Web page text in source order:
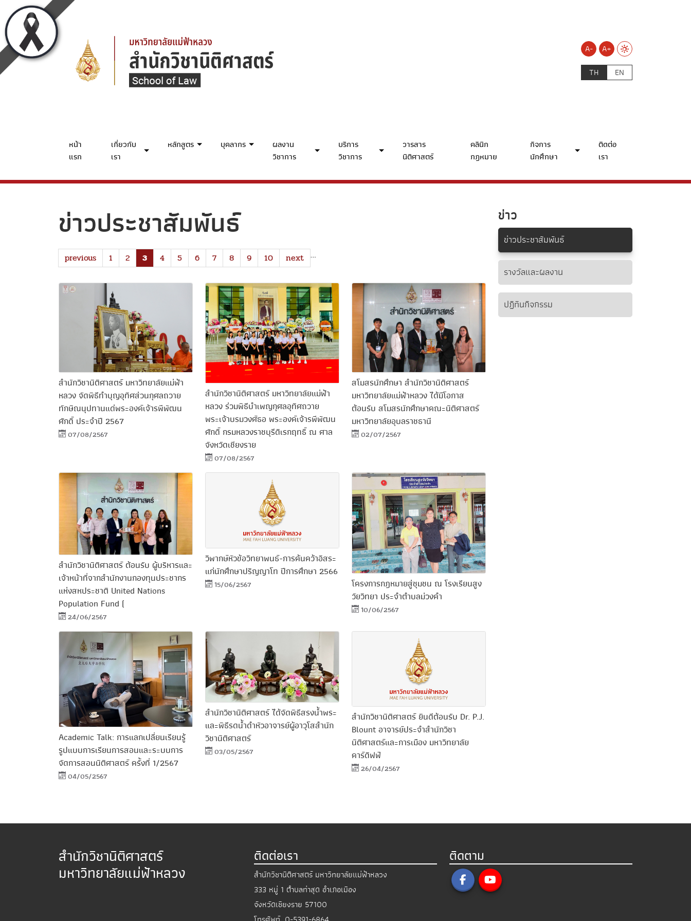
A-
A+
TH
EN
หน้า
แรก
เกี่ยวกับ
เรา
หลักสูตร บุคลากร
ผลงาน
วิชาการ
บริการ
วิชาการ
วารสาร
นิติศาสตร์
คลินิก
กฎหมาย
กิจการ
นักศึกษา
ติดต่อ
เรา
ข่าวประชาสัมพันธ์
previous 1 2 3 4 5 6 7 8 9 10 …
next
สำนักวิชานิติศาสตร์ มหาวิทยาลัยแม่ฟ้า
หลวง จัดพิธีทำบุญอุทิศส่วนกุศลถวาย
ทักษิณนุปทานแด่พระองค์เจ้ารพีพัฒน
ศักดิ์ ประจำปี 2567
07/08/2567
สำนักวิชานิติศาสตร์ มหาวิทยาลัยแม่ฟ้า
หลวง ร่วมพิธีบำเพญกุศลอุทิศถวาย
พระเจ้าบรมวงศ์ธอ พระองค์เจ้ารพีพัฒน
ศักดิ์ กรมหลวงราชบุรีดิเรกฤทธิ์ ณ ศาล
จังหวัดเชียงราย
07/08/2567
สโมสรนักศึกษา สำนักวิชานิติศาสตร์
มหาวิทยาลัยแม่ฟ้าหลวง ได้มีโอกาส
ต้อนรับ สโมสรนักศึกษาคณะนิติศาสตร์
มหาวิทยาลัยอุบลราชธานี
02/07/2567
สำนักวิชานิติศาสตร์ ต้อนรับ ผู้บริหารและ
เจ้าหน้าที่จากสำนักงานกองทุนประชากร
แห่งสหประชาติ United Nations
Population Fund (
24/06/2567
วิพากษ์หัวข้อวิทยาพนธ์-การค้นคว้าอิสระ
แก่นักศึกษาปริญญาโท ปีการศึกษา 2566
15/06/2567
โครงการกฎหมายสู่ชุมชน ณ โรงเรียนสูง
วัยวิทยา ประจำตำบลม่วงคำ
10/06/2567
Academic Talk: การแลกเปลี่ยนเรียนรู้
รูปแบบการเรียนการสอนและระบบการ
จัดการสอนนิติศาสตร์ ครั้งที่ 1/2567
04/05/2567
สำนักวิชานิติศาสตร์ ได้จัดพิธีสรงน้ำพระ
และพิธีรดน้ำดำหัวอาจารย์ผู้อาวุโสสำนัก
วิชานิติศาสตร์
03/05/2567
สำนักวิชานิติศาสตร์ ยินดีต้อนรับ Dr. P.J.
Blount อาจารย์ประจำสำนักวิชา
นิติศาสตร์และการเมือง มหาวิทยาลัย
คาร์ดิฟฟ์
26/04/2567
ข่าว
ข่าวประชาสัมพันธ์
รางวัลและผลงาน
ปฏิทินกิจกรรม
สำนักวิชานิติศาสตร์
มหาวิทยาลัยแม่ฟ้าหลวง
ติดต่อเรา
สำนักวิชานิติศาสตร์ มหาวิทยาลัยแม่ฟ้าหลวง
333 หมู่ 1 ตำบลท่าสุด อำเภอเมือง
จังหวัดเชียงราย 57100
ติดตาม